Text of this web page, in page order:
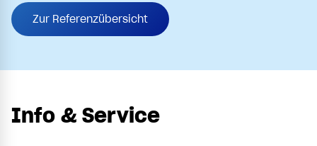
Zur Referenzübersicht
Info & Service